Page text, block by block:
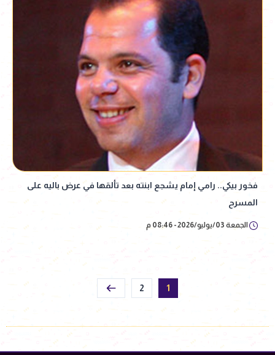
فخور بيكي.. رامي إمام يشجع ابنته بعد تألقها في عرض باليه على
المسرح
الجمعة 03/يوليو/2026 - 08:46 م
1
2